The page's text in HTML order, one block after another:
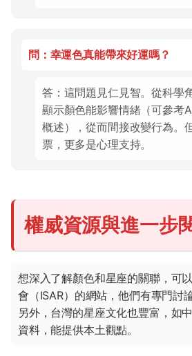
問：幸運色真能帶來好運嗎？
答：這問題見仁見智。從科學
顯示顏色能影響情緒（可參考
概述），從而間接改變行為。
票，更多是心理支持。
權威資源與進一步
想深入了解顏色和星座的關聯，可
會（ISAR）的網站，他們有專門討
另外，台灣的星座文化也豐富，如
資料，能提供本土觀點。